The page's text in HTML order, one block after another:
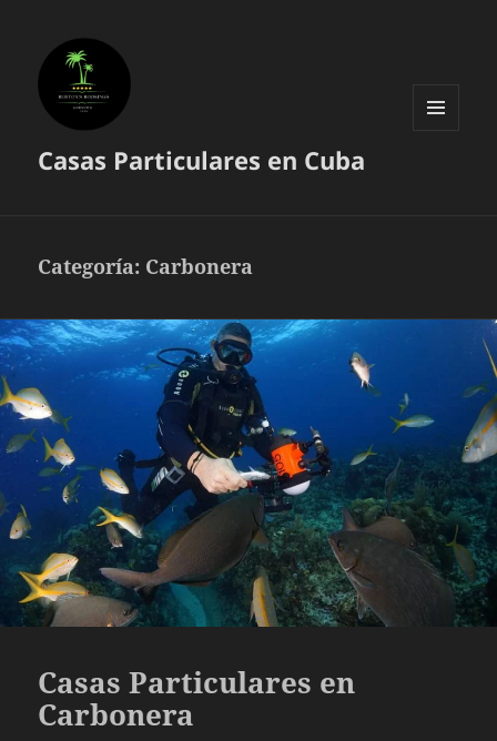
Casas Particulares en Cuba
Categoría: Carbonera
Casas Particulares en
Carbonera